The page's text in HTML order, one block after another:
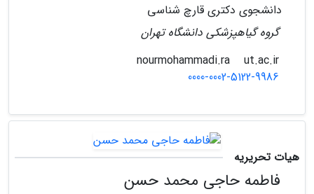
دانشجوی دکتری قارچ شناسی
گروه گیاهپزشکی دانشگاه تهران
ut.ac.ir
0000-0002-5122-9986
هیات تحریریه
فاطمه حاجی محمد حسن